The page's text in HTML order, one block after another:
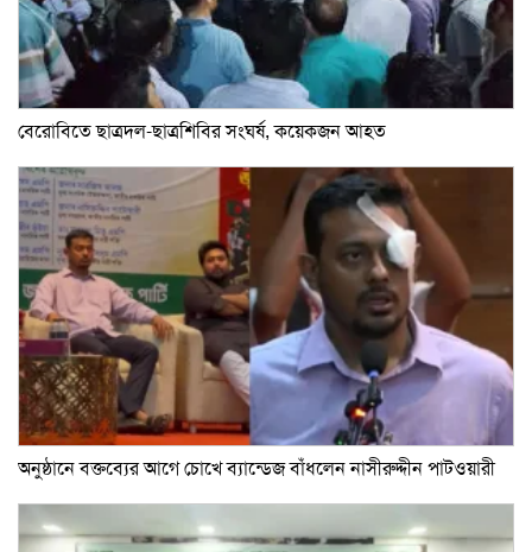
বেরোবিতে ছাত্রদল-ছাত্রশিবির সংঘর্ষ, কয়েকজন আহত
অনুষ্ঠানে বক্তব্যের আগে চোখে ব্যান্ডেজ বাঁধলেন নাসীরুদ্দীন পাটওয়ারী